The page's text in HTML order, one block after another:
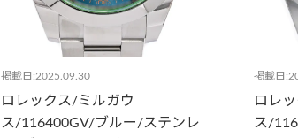
掲載日:2025.09.30
ロレックス/ミルガウ
ス/116400GV/ブルー/ステンレ
掲載日
ロレ
ス/